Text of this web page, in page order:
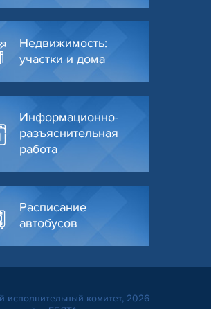
Недвижимость:
участки и дома
Информационно-
разъяснительная
работа
Расписание
автобусов
комитет, 2026